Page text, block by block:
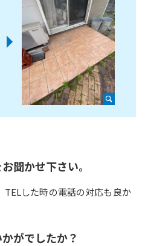
聞かせ下さい。
TELした時の電話の対応も良か
がでしたか？